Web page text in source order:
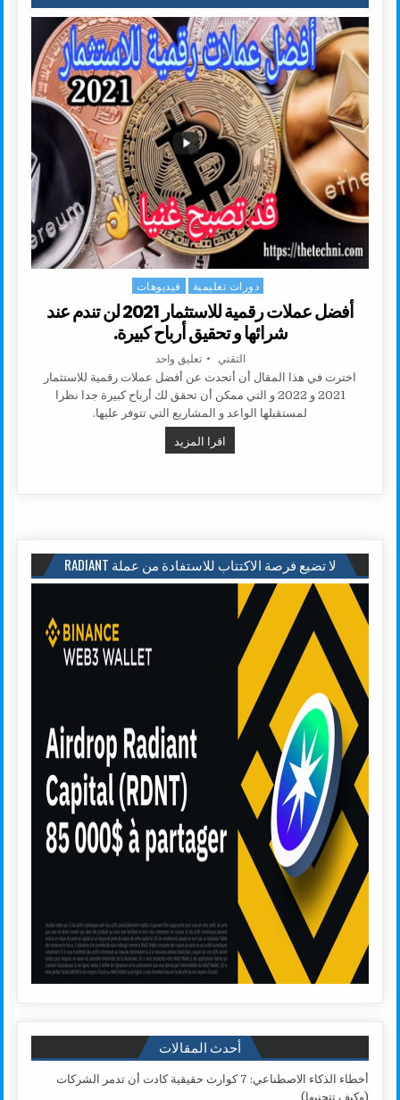
Posted in
دورات تعليمية فيديوهات
أفضل عملات رقمية للاستثمار 2021 لن تندم عند
شرائها و تحقيق أرباح كبيرة.
AUTHOR:
التقني تعليق واحد
اخترت في هذا المقال أن أتحدث عن أفضل عملات رقمية للاستثمار
2021 و 2022 و التي ممكن أن تحقق لك أرباح كبيرة جدا نظرا
لمستقبلها الواعد و المشاريع التي تتوفر عليها.
اقرا المزيد
لا تضيع فرصة الاكتتاب للاستفادة من عملة RADIANT
أحدث المقالات
أخطاء الذكاء الاصطناعي: 7 كوارث حقيقية كادت أن تدمر الشركات
(وكيف تتجنبها)